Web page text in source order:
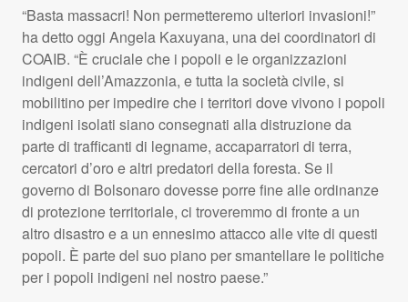
“Basta massacri! Non permetteremo ulteriori invasioni!”
ha detto oggi Angela Kaxuyana, una dei coordinatori di
COAIB. “È cruciale che i popoli e le organizzazioni
indigeni dell’Amazzonia, e tutta la società civile, si
mobilitino per impedire che i territori dove vivono i popoli
indigeni isolati siano consegnati alla distruzione da
parte di trafficanti di legname, accaparratori di terra,
cercatori d’oro e altri predatori della foresta. Se il
governo di Bolsonaro dovesse porre fine alle ordinanze
di protezione territoriale, ci troveremmo di fronte a un
altro disastro e a un ennesimo attacco alle vite di questi
popoli. È parte del suo piano per smantellare le politiche
per i popoli indigeni nel nostro paese.”